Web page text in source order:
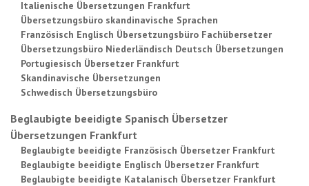
Italienische Übersetzungen Frankfurt
Übersetzungsbüro skandinavische Sprachen
Französisch Englisch Übersetzungsbüro Fachübersetzer
Übersetzungsbüro Niederländisch Deutsch Übersetzungen
Portugiesisch Übersetzer Frankfurt
Skandinavische Übersetzungen
Schwedisch Übersetzungsbüro
Beglaubigte beeidigte Spanisch Übersetzer
Übersetzungen Frankfurt
Beglaubigte beeidigte Französisch Übersetzer Frankfurt
Beglaubigte beeidigte Englisch Übersetzer Frankfurt
Beglaubigte beeidigte Katalanisch Übersetzer Frankfurt